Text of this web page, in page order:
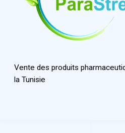
Vente des produits
la Tunisie